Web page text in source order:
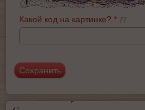
Какой код на картинке? *